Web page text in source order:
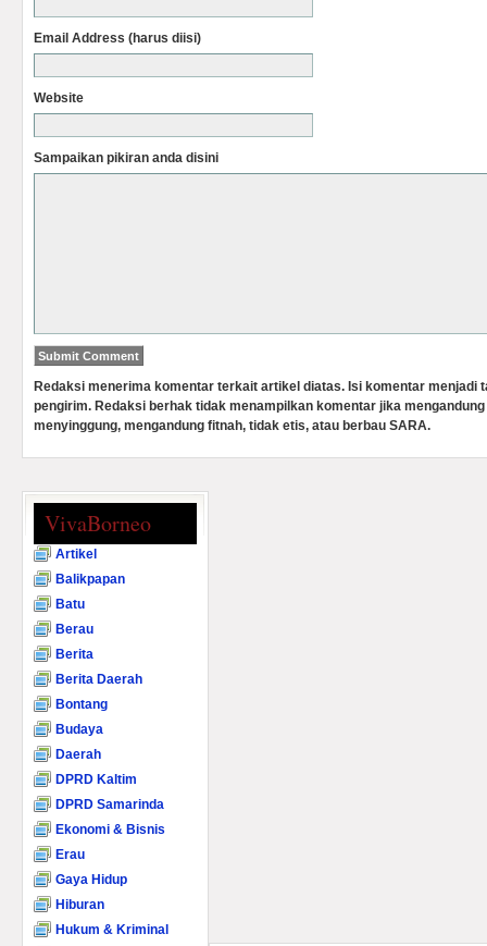
Email Address (harus diisi)
Website
Sampaikan pikiran anda disini
Redaksi menerima komentar terkait artikel diatas. Isi komentar menjadi
pengirim. Redaksi berhak tidak menampilkan komentar jika
menyinggung, mengandung fitnah, tidak etis, atau berbau SARA.
VivaBorneo
Artikel
Balikpapan
Batu
Berau
Berita
Berita Daerah
Bontang
Budaya
Daerah
DPRD Kaltim
DPRD Samarinda
Ekonomi & Bisnis
Erau
Gaya Hidup
Hiburan
Hukum & Kriminal